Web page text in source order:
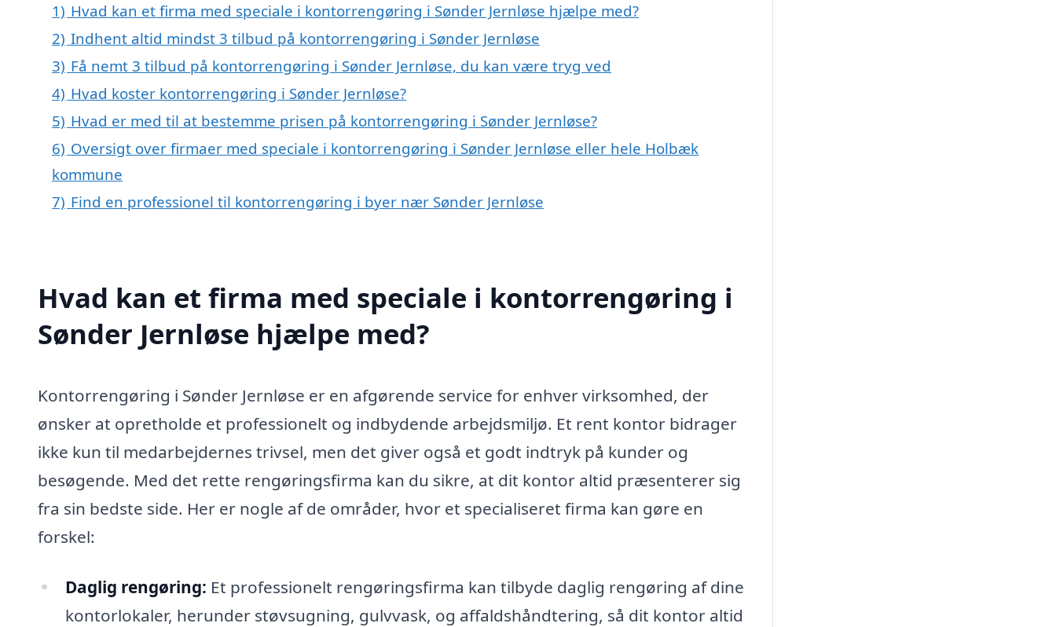
1) Hvad kan et firma med speciale i kontorrengøring i Sønder Jernløse hjælpe med?
2) Indhent altid mindst 3 tilbud på kontorrengøring i Sønder Jernløse
3) Få nemt 3 tilbud på kontorrengøring i Sønder Jernløse, du kan være tryg ved
4) Hvad koster kontorrengøring i Sønder Jernløse?
5) Hvad er med til at bestemme prisen på kontorrengøring i Sønder Jernløse?
6) Oversigt over firmaer med speciale i kontorrengøring i Sønder Jernløse eller hele Holbæk
kommune
7) Find en professionel til kontorrengøring i byer nær Sønder Jernløse
Hvad kan et firma med speciale i kontorrengøring i
Sønder Jernløse hjælpe med?
Kontorrengøring i Sønder Jernløse er en afgørende service for enhver virksomhed, der
ønsker at opretholde et professionelt og indbydende arbejdsmiljø. Et rent kontor bidrager
ikke kun til medarbejdernes trivsel, men det giver også et godt indtryk på kunder og
besøgende. Med det rette rengøringsfirma kan du sikre, at dit kontor altid præsenterer sig
fra sin bedste side. Her er nogle af de områder, hvor et specialiseret firma kan gøre en
forskel:
Daglig rengøring: Et professionelt rengøringsfirma kan tilbyde daglig rengøring af dine
kontorlokaler, herunder støvsugning, gulvvask, og affaldshåndtering, så dit kontor altid